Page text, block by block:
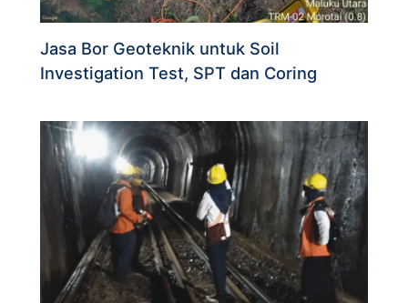
Jasa Bor Geoteknik untuk Soil
Investigation Test, SPT dan Coring